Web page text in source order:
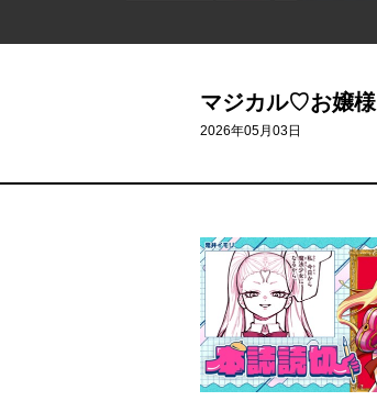
マジカル♡お嬢様
2026年05月03日